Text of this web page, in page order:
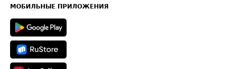
Техническая информация
МОБИЛЬНЫЕ ПРИЛОЖЕНИЯ